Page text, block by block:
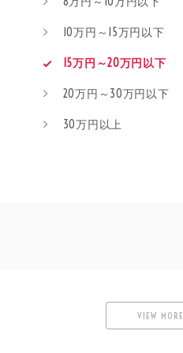
10万円～15万円以下
15万円～20万円以下
20万円～30万円以下
30万円以上
VIEW MORE